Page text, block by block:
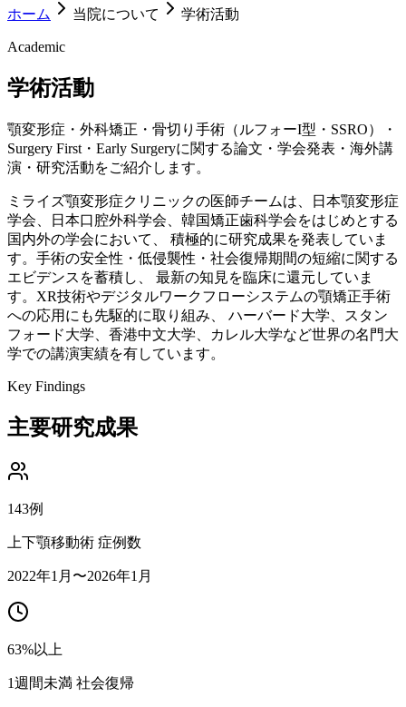
ホーム 当院について 学術活動
Academic
学術活動
顎変形症・外科矯正・骨切り手術（ルフォーI型・SSRO）・
Surgery First・Early Surgeryに関する論文・学会発表・海外講
演・研究活動をご紹介します。
ミライズ顎変形症クリニックの医師チームは、日本顎変形症
学会、日本口腔外科学会、韓国矯正歯科学会をはじめとする
国内外の学会において、 積極的に研究成果を発表していま
す。手術の安全性・低侵襲性・社会復帰期間の短縮に関する
エビデンスを蓄積し、 最新の知見を臨床に還元していま
す。XR技術やデジタルワークフローシステムの顎矯正手術
への応用にも先駆的に取り組み、 ハーバード大学、スタン
フォード大学、香港中文大学、カレル大学など世界の名門大
学での講演実績を有しています。
Key Findings
主要研究成果
143例
上下顎移動術 症例数
2022年1月〜2026年1月
63%以上
1週間未満 社会復帰